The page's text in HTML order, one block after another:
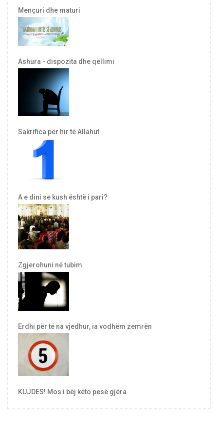
Mençuri dhe maturi
Ashura - dispozita dhe qëllimi
Sakrifica për hir të Allahut
A e dini se kush është i pari?
Zgjerohuni në tubim
Erdhi për të na vjedhur, ia vodhëm zemrën
KUJDES! Mos i bëj këto pesë gjëra